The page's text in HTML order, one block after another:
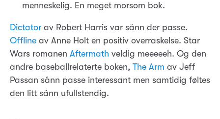
menneskelig. En meget morsom bok.
Dictator av Robert Harris var sånn der passe.
Offline av Anne Holt en positiv overraskelse. Star
Wars romanen Aftermath veldig meeeeeh. Og den
andre baseballrelaterte boken, The Arm av Jeff
Passan sånn passe interessant men samtidig føltes
den litt sånn ufullstendig.